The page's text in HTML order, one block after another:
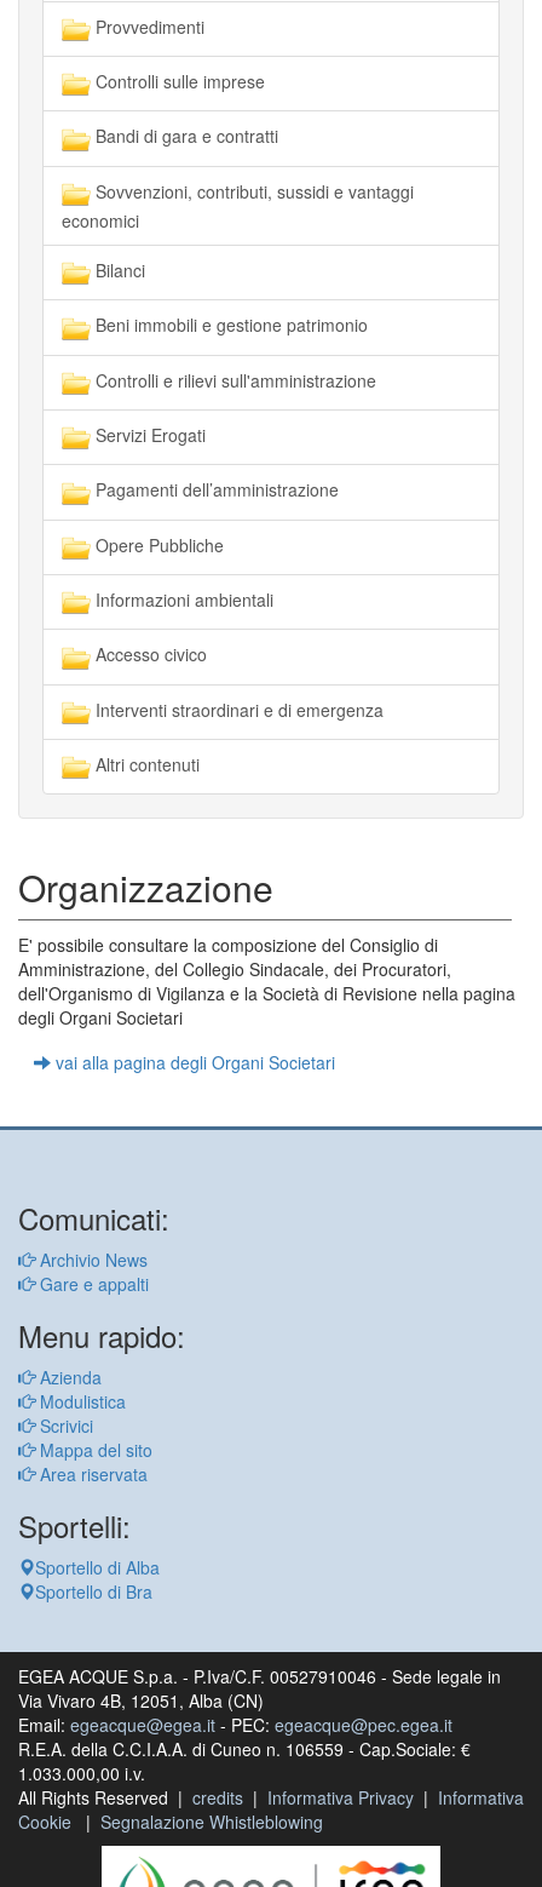
Provvedimenti
Controlli sulle imprese
Bandi di gara e contratti
Sovvenzioni, contributi, sussidi e vantaggi
economici
Bilanci
Beni immobili e gestione patrimonio
Controlli e rilievi sull'amministrazione
Servizi Erogati
Pagamenti dell’amministrazione
Opere Pubbliche
Informazioni ambientali
Accesso civico
Interventi straordinari e di emergenza
Altri contenuti
Organizzazione
E' possibile consultare la composizione del Consiglio di
Amministrazione, del Collegio Sindacale, dei Procuratori,
dell'Organismo di Vigilanza e la Società di Revisione nella pagina
degli Organi Societari
vai alla pagina degli Organi Societari
Comunicati:
Archivio News
Gare e appalti
Menu rapido:
Azienda
Modulistica
Scrivici
Mappa del sito
Area riservata
Sportelli:
Sportello di Alba
Sportello di Bra
EGEA ACQUE S.p.a. - P.Iva/C.F. 00527910046 - Sede legale in
Via Vivaro 4B, 12051, Alba (CN)
Email: egeacque@egea.it - PEC: egeacque@pec.egea.it
R.E.A. della C.C.I.A.A. di Cuneo n. 106559 - Cap.Sociale: €
1.033.000,00 i.v.
All Rights Reserved | credits | Informativa Privacy | Informativa
Cookie | Segnalazione Whistleblowing